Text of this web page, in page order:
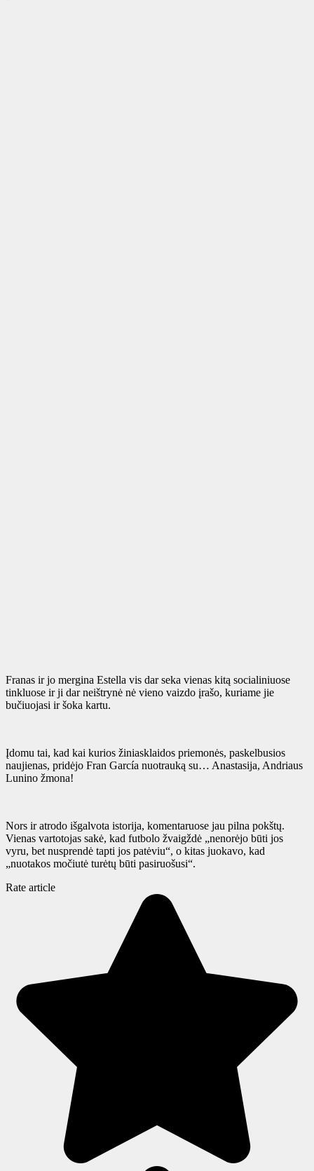
Franas ir jo mergina Estella vis dar seka vienas kitą socialiniuose
tinkluose ir ji dar neištrynė nė vieno vaizdo įrašo, kuriame jie
bučiuojasi ir šoka kartu.
Įdomu tai, kad kai kurios žiniasklaidos priemonės, paskelbusios
naujienas, pridėjo Fran García nuotrauką su… Anastasija, Andriaus
Lunino žmona!
Nors ir atrodo išgalvota istorija, komentaruose jau pilna pokštų.
Vienas vartotojas sakė, kad futbolo žvaigždė „nenorėjo būti jos
vyru, bet nusprendė tapti jos patėviu“, o kitas juokavo, kad
„nuotakos močiutė turėtų būti pasiruošusi“.
Rate article